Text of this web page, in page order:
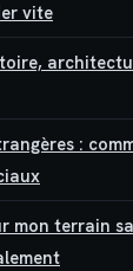
vite
:
mon terrain